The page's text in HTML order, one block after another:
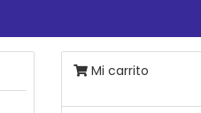
Mi carrito